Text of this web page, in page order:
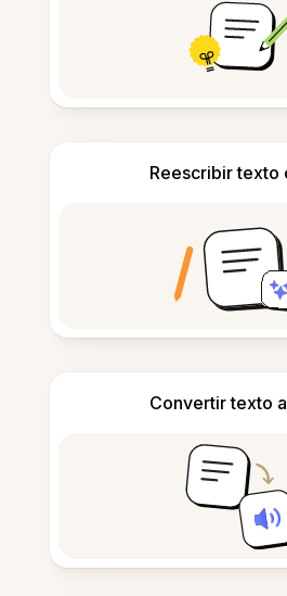
Reescribir texto
Convertir texto